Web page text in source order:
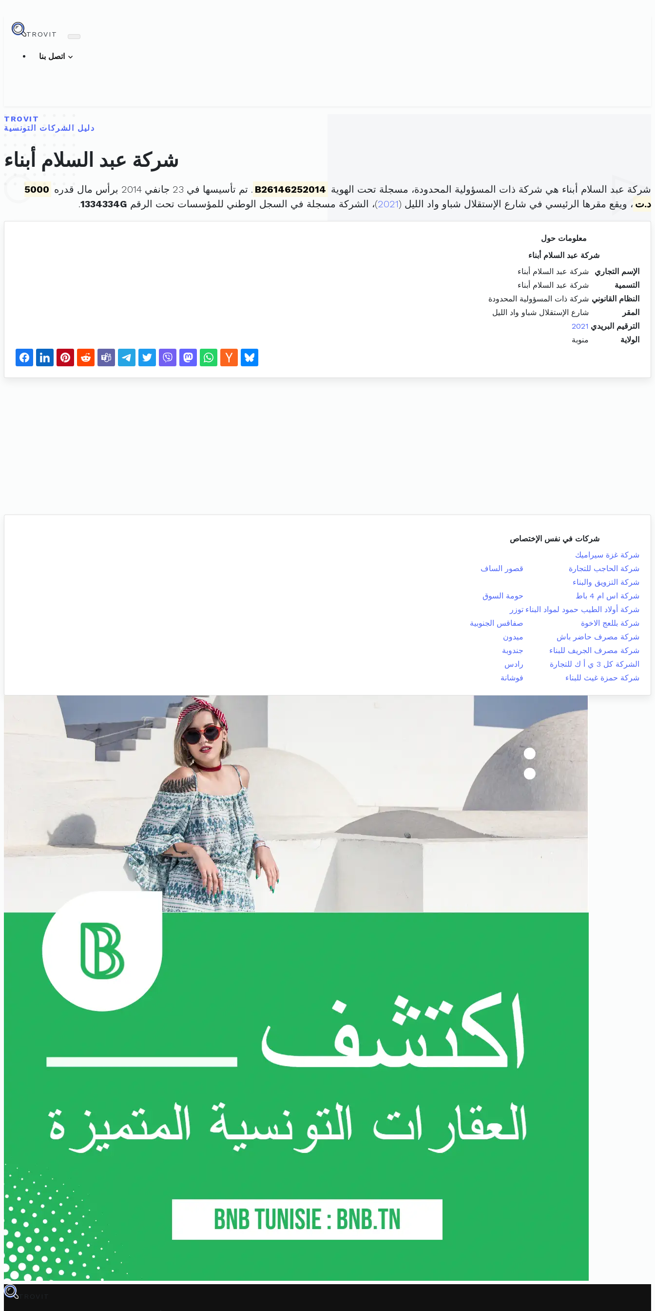
TROVIT
TROVIT
دليل الشركات التونسية
شركة عبد السلام أبناء
شركة عبد السلام أبناء هي شركة ذات المسؤولية المحدودة، مسجلة تحت الهوية B26146252014 . تم تأسيسها في 23 جانفي 2014 برأس مال قدره
5000
د.ت ، ويقع مقرها الرئيسي في شارع الإستقلال شباو واد الليل (2021)، الشركة مسجلة في السجل الوطني للمؤسسات تحت الرقم 1334334G
.
معلومات حول
شركة عبد السلام أبناء
الإسم التجاري
شركة عبد السلام أبناء
التسمية
شركة عبد السلام أبناء
النظام القانوني شركة ذات المسؤولية المحدودة
المقر
شارع الإستقلال شباو واد الليل
الترقيم البريدي 2021
الولاية
منوبة
شركات في نفس الإختصاص
شركة غزة سيراميك
شركة الحاجب للتجارة
قصور الساف
شركة التزويق والبناء
شركة اس ام 4 باط
حومة السوق
شركة أولاد الطيب حمود لمواد البناء توزر
شركة بللعج الاخوة
صفاقس الجنوبية
شركة مصرف حاضر باش
ميدون
شركة مصرف الجريف للبناء
جندوبة
الشركة كل 3 ي أ ك للتجارة
رادس
شركة حمزة غيث للبناء
فوشانة
TROVIT